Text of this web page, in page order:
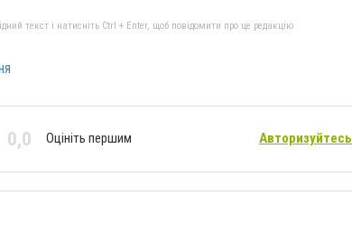
текст і натисніть Ctrl + Enter, щоб повідомити про це редакцію
0,0 Оцініть першим Авторизуйтесь